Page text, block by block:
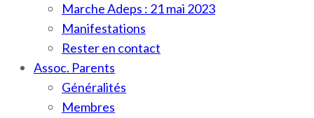
Marche Adeps : 21 mai 2023
Manifestations
Rester en contact
Assoc. Parents
Généralités
Membres